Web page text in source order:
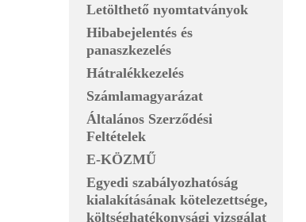
Letölthető nyomtatványok
Hibabejelentés és
panaszkezelés
Hátralékkezelés
Számlamagyarázat
Általános Szerződési
Feltételek
E-KÖZMŰ
Egyedi szabályozhatóság
kialakításának kötelezettsége,
költséghatékonysági vizsgálat